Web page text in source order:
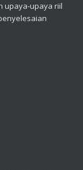
upaya-upaya riil